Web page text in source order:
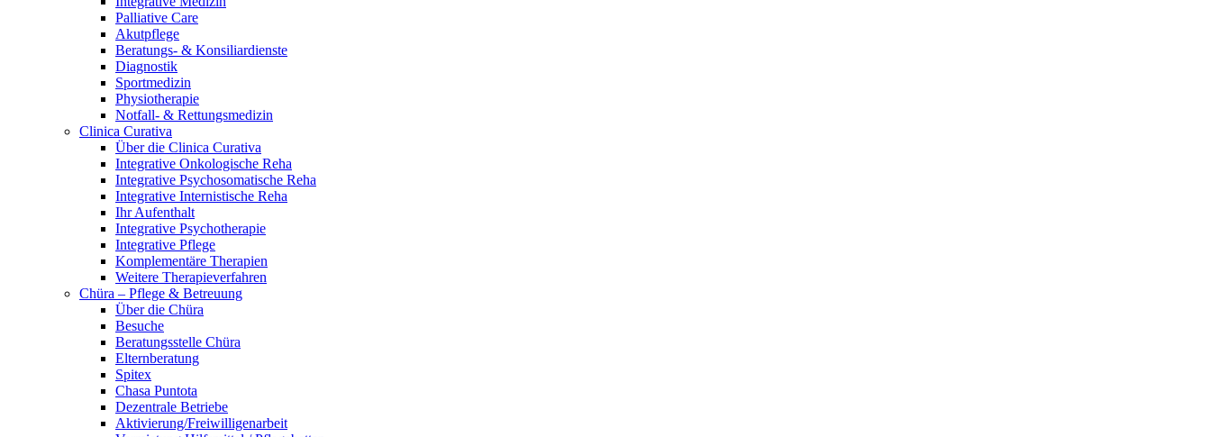
Palliative Care
Akutpflege
Beratungs- & Konsiliardienste
Diagnostik
Sportmedizin
Physiotherapie
Notfall- & Rettungsmedizin
Clinica Curativa
Über die Clinica Curativa
Integrative Onkologische Reha
Integrative Psychosomatische Reha
Integrative Internistische Reha
Ihr Aufenthalt
Integrative Psychotherapie
Integrative Pflege
Komplementäre Therapien
Weitere Therapieverfahren
Chüra – Pflege & Betreuung
Über die Chüra
Besuche
Beratungsstelle Chüra
Elternberatung
Spitex
Chasa Puntota
Dezentrale Betriebe
Aktivierung/Freiwilligenarbeit